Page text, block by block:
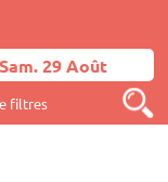
filtres